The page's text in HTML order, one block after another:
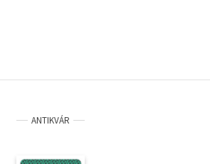
ANTIKVÁR